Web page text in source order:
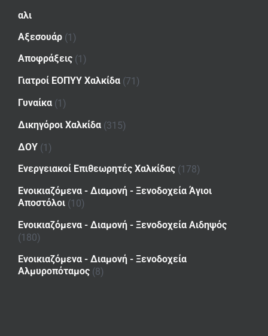
αλι
Αξεσουάρ (1)
Αποφράξεις (1)
Γιατροί ΕΟΠΥΥ Χαλκίδα (71)
Γυναίκα (1)
Δικηγόροι Χαλκίδα (315)
ΔΟΥ (1)
Ενεργειακοί Επιθεωρητές Χαλκίδας (178)
Ενοικιαζόμενα - Διαμονή - Ξενοδοχεία Άγιοι
Αποστόλοι (10)
Ενοικιαζόμενα - Διαμονή - Ξενοδοχεία Αιδηψός
(180)
Ενοικιαζόμενα - Διαμονή - Ξενοδοχεία
Αλμυροπόταμος (8)